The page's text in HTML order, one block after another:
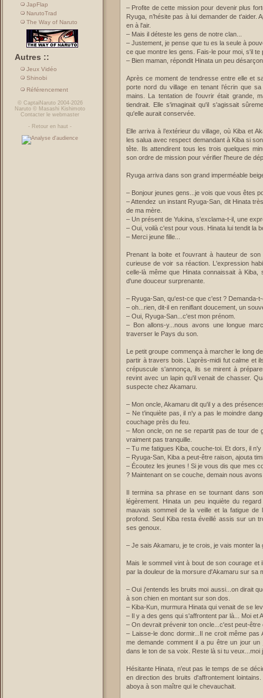
JapFlap
NarutoTrad
The Way of Naruto
Autres ::
Jeux Vidéo
Shinobi
Référencement
© CaptaiNaruto2004-2026
Naruto © Masashi Kishimoto
Contacter le webmaster
- Retour en haut -
– Profite de cette mission pour devenir plus
Ryuga, n’hésite pas à lui demander de
en à l'air.
– Mais il déteste les gens de notre clan...
– Justement, je pense que tu es la seule à
ce que montre les gens. Fais-le pour moi, s'il te
– Bien maman, répondit Hinata un peu
Après ce moment de tendresse entre elle et
porte nord du village en tenant l’écrin que
mains. La tentation de l'ouvrir était grande,
tiendrait. Elle s'imaginait qu'il s'agissait
qu'elle aurait conservée.
Elle arriva à l’extérieur du village, où Kiba et
les salua avec respect demandant à Kiba si
tête. Ils attendirent tous les trois quelques
son ordre de mission pour vérifier l'heure de
Ryuga arriva dans son grand imperméable
– Bonjour jeunes gens...je vois que vous êtes
– Attendez un instant Ryuga-San, dit Hinata
de ma mère.
– Un présent de Yukina, s'exclama-t-il, une
– Oui, voilà c'est pour vous. Hinata lui tendit la
– Merci jeune fille...
Prenant la boite et l'ouvrant à hauteur de
curieuse de voir sa réaction. L'expression
celle-là même que Hinata connaissait à
d'une douceur surprenante.
– Ryuga-San, qu'est-ce que c'est ? Demanda-
– oh...rien, dit-il en reniflant doucement, un
– Oui, Ryuga-San...c'est mon prénom.
– Bon allons-y...nous avons une longue
traverser le Pays du son.
Le petit groupe commença à marcher le long
partir à travers bois. L’après-midi fut calme et
crépuscule s'annonça, ils se mirent à
revint avec un lapin qu'il venait de chasser.
suspecte chez Akamaru.
– Mon oncle, Akamaru dit qu'il y a des
– Ne t’inquiète pas, il n'y a pas le moindre
couchage près du feu.
– Mon oncle, on ne se repartit pas de tour de
vraiment pas tranquille.
– Tu me fatigues Kiba, couche-toi. Et dors, il
– Ryuga-San, Kiba a peut-être raison, ajouta
– Écoutez les jeunes ! Si je vous dis que mes
? Maintenant on se couche, demain nous
Il termina sa phrase en se tournant dans
légèrement. Hinata un peu inquiète du
mauvais sommeil de la veille et la fatigue de
profond. Seul Kiba resta éveillé assis sur un
ses genoux.
– Je sais Akamaru, je te crois, je vais monter la
Mais le sommeil vint à bout de son courage et
par la douleur de la morsure d'Akamaru sur sa
– Oui j'entends les bruits moi aussi...on dirait
à son chien en montant sur son dos.
– Kiba-Kun, murmura Hinata qui venait de se
– Il y a des gens qui s'affrontent par là... Moi et
– On devrait prévenir ton oncle...c'est peut-
– Laisse-le donc dormir...Il ne croit même
me demande comment il a pu être un jour
dans le ton de sa voix. Reste là si tu
Hésitante Hinata, n'eut pas le temps de se
en direction des bruits d'affrontement
aboya à son maître qui le chevauchait.